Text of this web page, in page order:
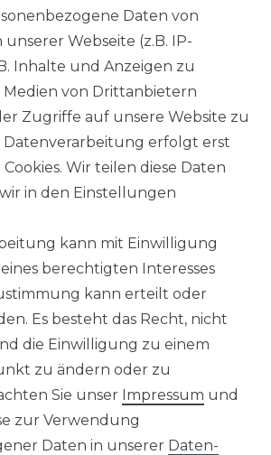
Marken – TOP Qualität
mit Beratung
30.000 Top Bewertungen
Produkte am Lager
Daten­schutz­erklärung
Daten von
Webseite (z.B. IP-
Inhalte und Anzeigen zu
Medien von Drittanbietern
Zugriffe auf unsere Website zu
Datenverarbeitung erfolgt erst
Wir teilen diese Daten
in den Einstellungen
kann mit Einwilligung
berechtigten Interesses
kann erteilt oder
Es besteht das Recht, nicht
die Einwilligung zu einem
zu ändern oder zu
Sie unser Impressum und
zur Verwendung
Daten in unserer Daten­